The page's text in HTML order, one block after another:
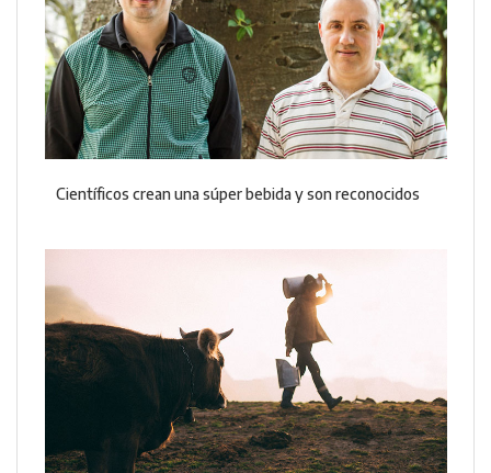
Científicos crean una súper bebida y son reconocidos